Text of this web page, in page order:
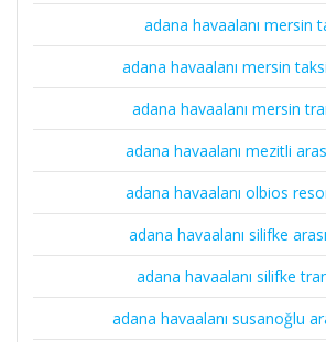
adana havaalanı mersin
adana havaalanı mersin
adana havaalanı mersin
adana havaalanı mezitli
adana havaalanı olbios
adana havaalanı silifke
adana havaalanı silifke
adana havaalanı susanoğlu